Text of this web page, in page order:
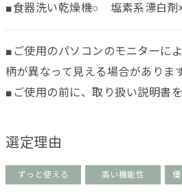
■食器洗い乾燥機○ 塩素系漂白剤
■ご使用のパソコンのモニターに
柄が異なって見える場合がありま
■ご使用の前に、取り扱い説明書
選定理由
ずっと使える 高い機能性